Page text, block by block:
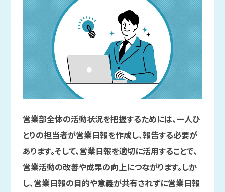
営業部全体の活動状況を把握するためには、一人ひ
とりの担当者が営業日報を作成し、報告する必要が
あります。そして、営業日報を適切に活用することで、
営業活動の改善や成果の向上につながります。しか
し、営業日報の目的や意義が共有されずに営業日報